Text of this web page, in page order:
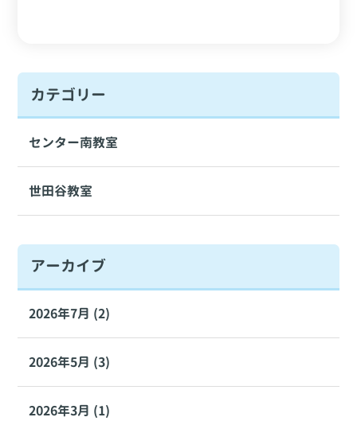
カテゴリー
センター南教室
世田谷教室
アーカイブ
2026年7月 (2)
2026年5月 (3)
2026年3月 (1)